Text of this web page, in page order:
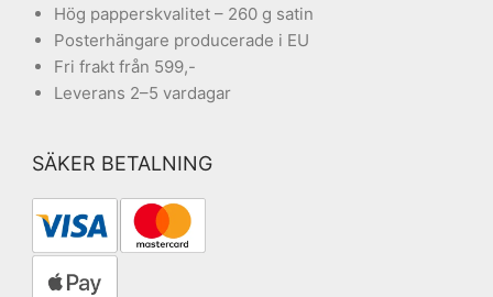
Hög papperskvalitet – 260 g satin
Posterhängare producerade i EU
Fri frakt från 599,-
Leverans 2–5 vardagar
SÄKER BETALNING